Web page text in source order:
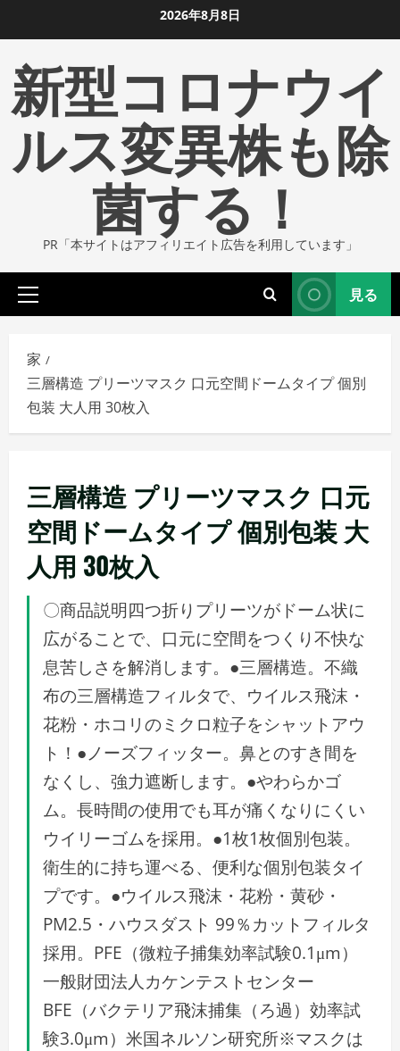
ン
ツ
ま
2026年8月8日
新型コロナウイ
ルス変異株も除
菌する！
PR「本サイトはアフィリエイト広告を利用しています」
プ
イ
マ
リ
メ
ニ
ー
見る
家
三層構造 プリーツマスク 口元空間ドームタイプ 個別
包装 大人用 30枚入
三層構造 プリーツマスク 口元
空間ドームタイプ 個別包装 大
人用 30枚入
〇商品説明四つ折りプリーツがドーム状に
広がることで、口元に空間をつくり不快な
息苦しさを解消します。●三層構造。不織
布の三層構造フィルタで、ウイルス飛沫・
花粉・ホコリのミクロ粒子をシャットアウ
ト！●ノーズフィッター。鼻とのすき間を
なくし、強力遮断します。●やわらかゴ
ム。長時間の使用でも耳が痛くなりにくい
ウイリーゴムを採用。●1枚1枚個別包装。
衛生的に持ち運べる、便利な個別包装タイ
プです。●ウイルス飛沫・花粉・黄砂・
PM2.5・ハウスダスト 99％カットフィルタ
採用。PFE（微粒子捕集効率試験0.1μm）
一般財団法人カケンテストセンター
BFE（バクテリア飛沫捕集（ろ過）効率試
験3.0μm）米国ネルソン研究所※マスクは